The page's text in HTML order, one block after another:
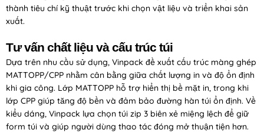
thành tiêu chí kỹ thuật trước khi chọn vật liệu và triển khai sản
xuất.
Tư vấn chất liệu và cấu trúc túi
Dựa trên nhu cầu sử dụng, Vinpack đề xuất cấu trúc màng ghép
MATTOPP/CPP nhằm cân bằng giữa chất lượng in và độ ổn định
khi gia công. Lớp MATTOPP hỗ trợ hiển thị bề mặt in, trong khi
lớp CPP giúp tăng độ bền và đảm bảo đường hàn túi ổn định. Về
kiểu dáng, Vinpack lựa chọn túi zip 3 biên xẻ miệng lệch để giữ
form túi và giúp người dùng thao tác đóng mở thuận tiện hơn.